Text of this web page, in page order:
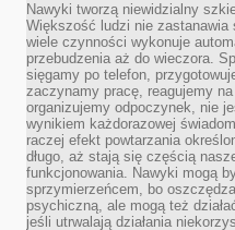
Nawyki tworzą niewidzialny
Większość ludzi nie zastanawia
wiele czynności wykonuje
przebudzenia aż do wieczora.
sięgamy po telefon,
zaczynamy pracę, reagujemy
organizujemy odpoczynek, nie
wynikiem każdorazowej
raczej efekt powtarzania
długo, aż stają się częścią
funkcjonowania. Nawyki mogą
sprzymierzeńcem, bo
psychiczną, ale mogą też
jeśli utrwalają działania